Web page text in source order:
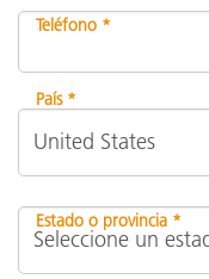
Teléfono *
País *
Estado o provincia *